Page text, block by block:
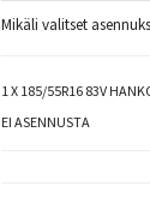
Mikäli valitset
1X 185/55R16 83V
EI ASENNUSTA